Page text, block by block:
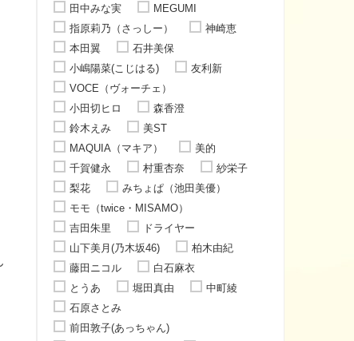
田中みな実
MEGUMI
指原莉乃（さっしー）
神崎恵
本田翼
石井美保
小嶋陽菜(こじはる)
友利新
VOCE（ヴォーチェ）
小田切ヒロ
森香澄
鈴木えみ
美ST
MAQUIA（マキア）
美的
千賀健永
村重杏奈
紗栄子
梨花
みちょぱ（池田美優）
モモ（twice・MISAMO）
吉田朱里
ドライヤー
山下美月(乃木坂46)
柏木由紀
藤田ニコル
白石麻衣
とうあ
堀田真由
中町綾
石原さとみ
前田敦子(あっちゃん)